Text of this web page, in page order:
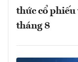
thức cổ
tháng 8